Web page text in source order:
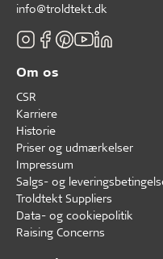
info@troldtekt.dk
Om os
CSR
Karriere
Historie
Priser og udmærkelser
Impressum
Salgs- og
Troldtekt Suppliers
Data- og cookiepolitik
Raising Concerns